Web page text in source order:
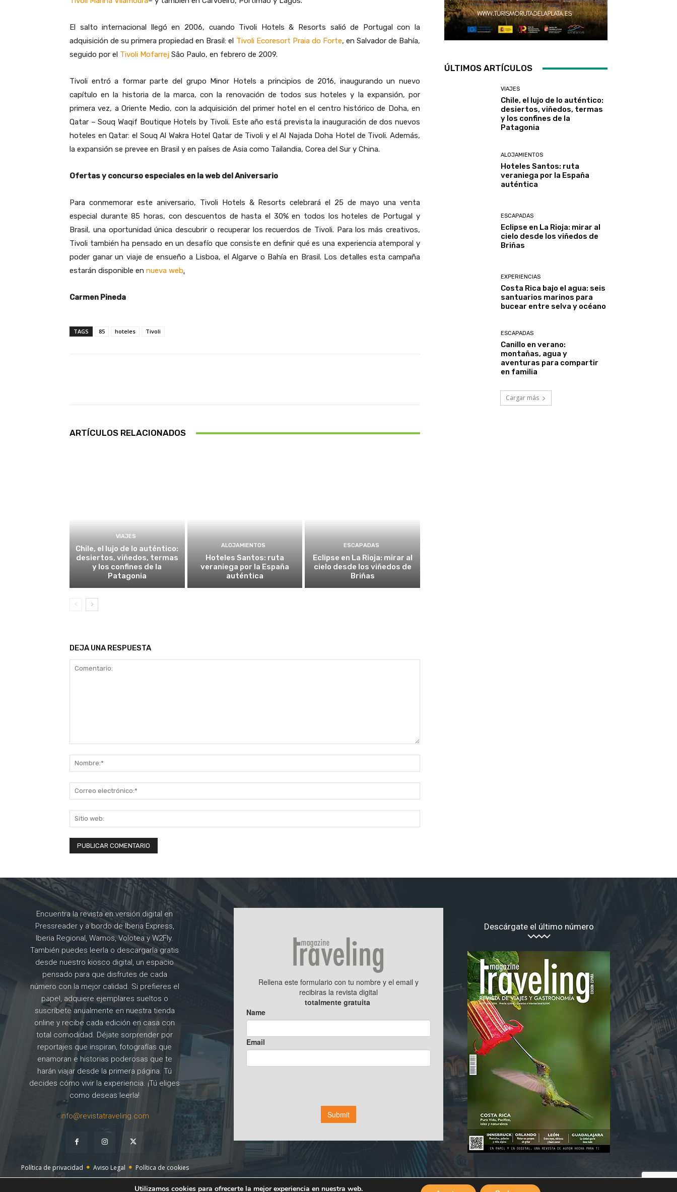
El salto internacional llegó en 2006, cuando Tivoli Hotels & Resorts salió de Portugal con la
adquisición de su primera propiedad en Brasil: el Tivoli Ecoresort Praia do Forte, en Salvador de Bahía,
seguido por el Tivoli Mofarrej São Paulo, en febrero de 2009.
Tivoli entró a formar parte del grupo Minor Hotels a principios de 2016, inaugurando un nuevo
capítulo en la historia de la marca, con la renovación de todos sus hoteles y la expansión, por
primera vez, a Oriente Medio, con la adquisición del primer hotel en el centro histórico de Doha, en
Qatar – Souq Waqif Boutique Hotels by Tivoli. Este año está prevista la inauguración de dos nuevos
hoteles en Qatar: el Souq Al Wakra Hotel Qatar de Tivoli y el Al Najada Doha Hotel de Tivoli. Además,
la expansión se prevee en Brasil y en países de Asia como Tailandia, Corea del Sur y China.
Ofertas y concurso especiales en la web del Aniversario
Para conmemorar este aniversario, Tivoli Hotels & Resorts celebrará el 25 de mayo una venta
especial durante 85 horas, con descuentos de hasta el 30% en todos los hoteles de Portugal y
Brasil, una oportunidad única descubrir o recuperar los recuerdos de Tivoli. Para los más creativos,
Tivoli también ha pensado en un desafío que consiste en definir qué es una experiencia atemporal y
poder ganar un viaje de ensueño a Lisboa, el Algarve o Bahía en Brasil. Los detalles esta campaña
estarán disponible en nueva web.
Carmen Pineda
TAGS 85 hoteles Tivoli
ARTÍCULOS RELACIONADOS
VIAJES
Chile, el lujo de lo auténtico:
desiertos, viñedos, termas
y los confines de la
Patagonia
ALOJAMIENTOS
Hoteles Santos: ruta
veraniega por la España
auténtica
ESCAPADAS
Eclipse en La Rioja: mirar al
cielo desde los viñedos de
Briñas
DEJA UNA RESPUESTA
electrónico:*
web:
ÚLTIMOS ARTÍCULOS
VIAJES
Chile, el lujo de lo auténtico:
desiertos, viñedos, termas
y los confines de la
Patagonia
ALOJAMIENTOS
Hoteles Santos: ruta
veraniega por la España
auténtica
ESCAPADAS
Eclipse en La Rioja: mirar al
cielo desde los viñedos de
Briñas
EXPERIENCIAS
Costa Rica bajo el agua: seis
santuarios marinos para
bucear entre selva y océano
ESCAPADAS
Canillo en verano:
montañas, agua y
aventuras para compartir
en familia
Cargar más
Encuentra la revista en versión digital en
Pressreader y a bordo de Iberia Express,
Iberia Regional, Wamos, Volotea y W2Fly.
También puedes leerla o descargarla gratis
desde nuestro kiosco digital, un espacio
pensado para que disfrutes de cada
número con la mejor calidad. Si prefieres el
papel, adquiere ejemplares sueltos o
suscríbete anualmente en nuestra tienda
online y recibe cada edición en casa con
total comodidad. Déjate sorprender por
reportajes que inspiran, fotografías que
enamoran e historias poderosas que te
harán viajar desde la primera página. Tú
decides cómo vivir la experiencia. ¡Tú eliges
como deseas leerla!
info@revistatraveling.com
Política de privacidad Aviso Legal Política de cookies
Descárgate el último número
Utilizamos cookies para ofrecerte la mejor experiencia en nuestra web.